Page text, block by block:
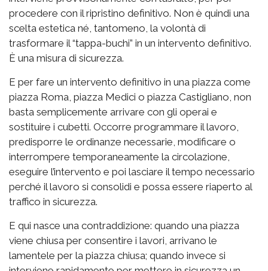
procedere con il ripristino definitivo. Non è quindi una
scelta estetica né, tantomeno, la volontà di
trasformare il “tappa-buchi” in un intervento definitivo.
È una misura di sicurezza.
E per fare un intervento definitivo in una piazza come
piazza Roma, piazza Medici o piazza Castigliano, non
basta semplicemente arrivare con gli operai e
sostituire i cubetti. Occorre programmare il lavoro,
predisporre le ordinanze necessarie, modificare o
interrompere temporaneamente la circolazione,
eseguire l’intervento e poi lasciare il tempo necessario
perché il lavoro si consolidi e possa essere riaperto al
traffico in sicurezza.
E qui nasce una contraddizione: quando una piazza
viene chiusa per consentire i lavori, arrivano le
lamentele per la piazza chiusa; quando invece si